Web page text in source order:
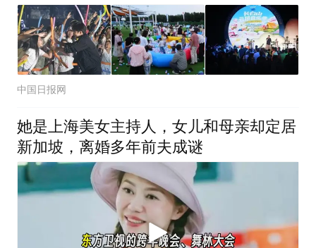
中国日报网
她是上海美女主持人，女儿和母亲却定居
新加坡，离婚多年前夫成谜